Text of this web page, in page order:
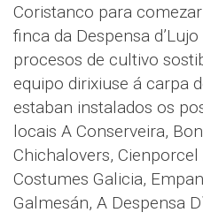
Coristanco para
finca da Despensa
procesos de cultivo
equipo dirixiuse á carpa
estaban instalados os
locais A Conserveira,
Chichalovers,
Costumes Galicia,
Galmesán, A Despensa